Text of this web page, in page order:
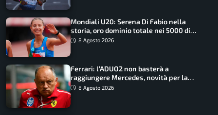
Mondiali U20: Serena Di Fabio nella
storia, oro dominio totale nei 5000 di
marcia
8 Agosto 2026
Ferrari: l’ADUO2 non basterà a
raggiungere Mercedes, novità per la
Macarena
8 Agosto 2026